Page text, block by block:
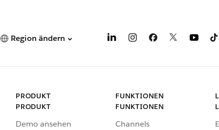
Region ändern
PRODUKT
PRODUKT
Demo ansehen
FUNKTIONEN
FUNKTIONEN
Channels